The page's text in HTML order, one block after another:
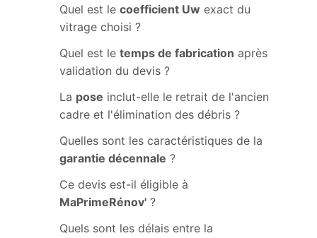
Quel est le coefficient Uw exact du
vitrage choisi ?
Quel est le temps de fabrication après
validation du devis ?
La pose inclut-elle le retrait de l'ancien
cadre et l'élimination des débris ?
Quelles sont les caractéristiques de la
garantie décennale ?
Ce devis est-il éligible à
MaPrimeRénov' ?
Quels sont les délais entre la